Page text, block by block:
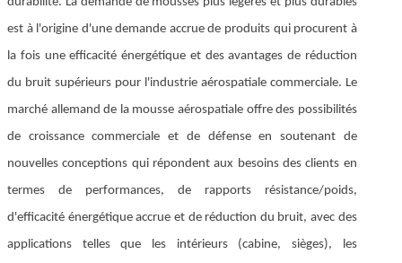
est à l'origine d'une demande accrue de produits qui procurent à
la fois une efficacité énergétique et des avantages de réduction
du bruit supérieurs pour l'industrie aérospatiale commerciale. Le
marché allemand de la mousse aérospatiale offre des possibilités
de croissance commerciale et de défense en soutenant de
nouvelles conceptions qui répondent aux besoins des clients en
termes de performances, de rapports résistance/poids,
d'efficacité énergétique accrue et de réduction du bruit, avec des
applications telles que les intérieurs (cabine, sièges), les